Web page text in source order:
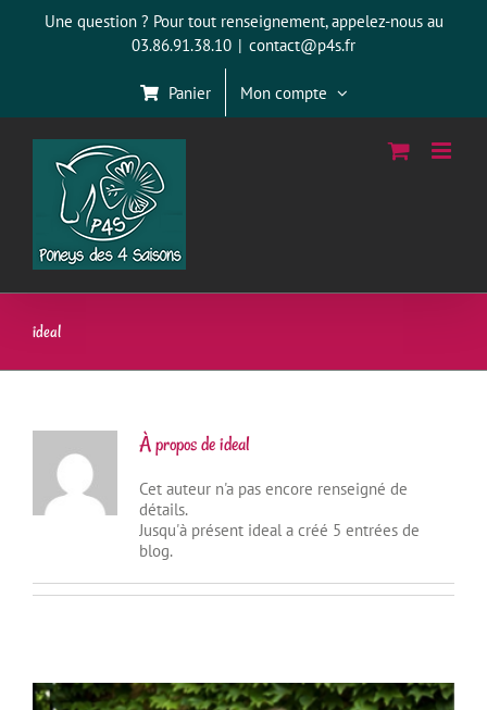
Une question ? Pour tout renseignement, appelez-nous au
03.86.91.38.10 | contact@p4s.fr
Panier Mon compte
ideal
À propos deideal
Cet auteur n'a pas encore renseigné de
détails.
Jusqu'à présent ideal a créé 5 entrées de
blog.